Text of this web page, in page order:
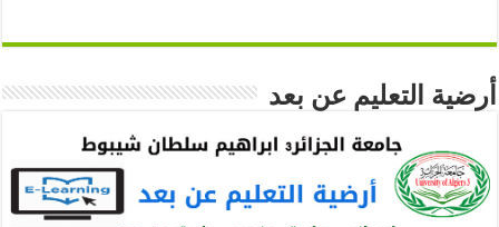
أرضية التعليم عن بعد